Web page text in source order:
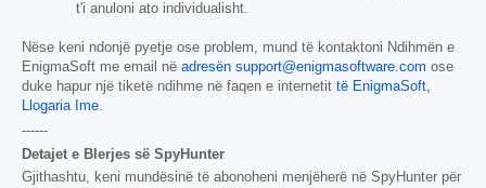
t'i anuloni ato individualisht.
Nëse keni ndonjë pyetje ose problem, mund të kontaktoni Ndihmën e
EnigmaSoft me email në adresën support@enigmasoftware.com ose
duke hapur një tiketë ndihme në faqen e internetit të EnigmaSoft,
Llogaria Ime.
------
Detajet e Blerjes së SpyHunter
Gjithashtu, keni mundësinë të abonoheni menjëherë në SpyHunter për